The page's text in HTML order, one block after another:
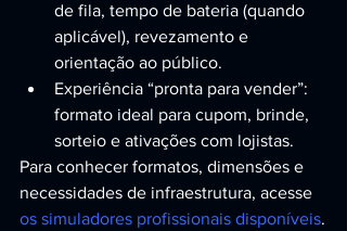
de fila, tempo de bateria (quando
aplicável), revezamento e
orientação ao público.
Experiência “pronta para vender”:
formato ideal para cupom, brinde,
sorteio e ativações com lojistas.
Para conhecer formatos, dimensões e
necessidades de infraestrutura, acesse
os simuladores profissionais disponíveis.